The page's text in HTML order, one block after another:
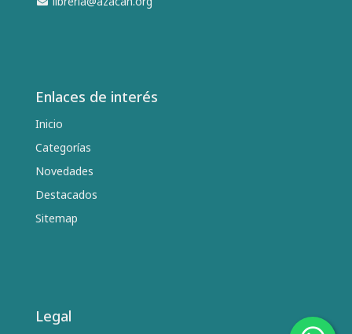
Enlaces de interés
Inicio
Categorías
Novedades
Destacados
Sitemap
Legal